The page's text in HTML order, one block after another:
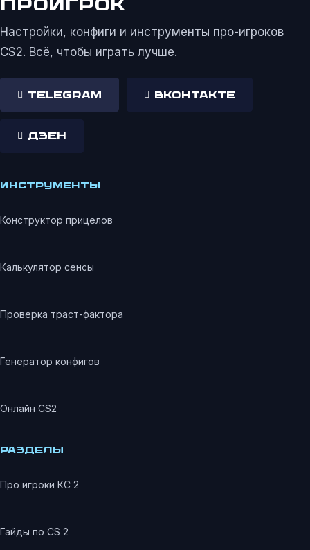
ПРОИГРОК
Настройки, конфиги и инструменты про-игроков
CS2. Всё, чтобы играть лучше.
Telegram ВКонтакте
Дзен
ИНСТРУМЕНТЫ
Конструктор прицелов
Калькулятор сенсы
Проверка траст-фактора
Генератор конфигов
Онлайн CS2
РАЗДЕЛЫ
Про игроки КС 2
Гайды по CS 2